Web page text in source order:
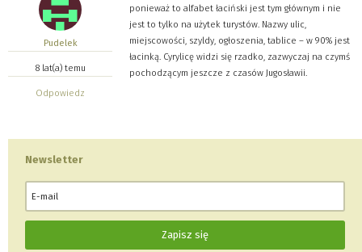
Pudelek
8 lat(a) temu
Odpowiedz
ponieważ to alfabet łaciński jest tym głównym i nie
jest to tylko na użytek turystów. Nazwy ulic,
miejscowości, szyldy, ogłoszenia, tablice – w 90% jest
łacinką. Cyrylicę widzi się rzadko, zazwyczaj na czymś
pochodzącym jeszcze z czasów Jugosławii.
Newsletter